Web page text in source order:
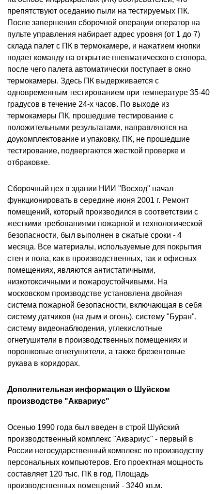
препятствуют оседанию пыли на тестируемых ПК.
После завершения сборочной операции оператор на
пульте управления набирает адрес уровня (от 1 до 7)
склада палет с ПК в термокамере, и нажатием кнопки
подает команду на открытие пневматического стопора,
после чего палета автоматически поступает в окно
термокамеры. Здесь ПК выдерживается с
одновременным тестированием при температуре 35-40
градусов в течение 24-х часов. По выходе из
термокамеры ПК, прошедшие тестирование с
положительными результатами, направляются на
доукомплектование и упаковку. ПК, не прошедшие
тестирование, подвергаются жесткой проверке и
отбраковке.
Сборочный цех в здании НИИ "Восход" начал
функционировать в середине июня 2001 г. Ремонт
помещений, который производился в соответствии с
жесткими требованиями пожарной и технологической
безопасности, был выполнен в сжатые сроки - 4
месяца. Все материалы, используемые для покрытия
стен и пола, как в производственных, так и офисных
помещениях, являются антистатичными,
низкотоксичными и пожароустойчивыми. На
московском производстве установлена двойная
система пожарной безопасности, включающая в себя
систему датчиков (на дым и огонь), систему "Буран",
систему видеонаблюдения, углекислотные
огнетушители в производственных помещениях и
порошковые огнетушители, а также брезентовые
рукава в коридорах.
Дополнительная информация о Шуйском
производстве "Аквариус"
Осенью 1990 года был введен в строй Шуйский
производственный комплекс "Аквариус" - первый в
России негосударственный комплекс по производству
персональных компьютеров. Его проектная мощность
составляет 120 тыс. ПК в год. Площадь
производственных помещений - 3240 кв.м.